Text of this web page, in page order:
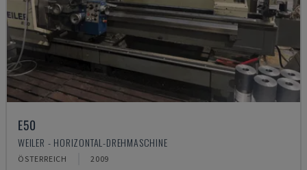
E50
WEILER - HORIZONTAL-DREHMASCHINE
ÖSTERREICH 2009